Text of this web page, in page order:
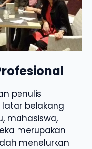
penulis
belakang
mahasiswa,
merupakan
menelurkan